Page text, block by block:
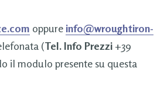
oppure info@wroughtiron-
(Tel. Info Prezzi +39
il modulo presente su questa